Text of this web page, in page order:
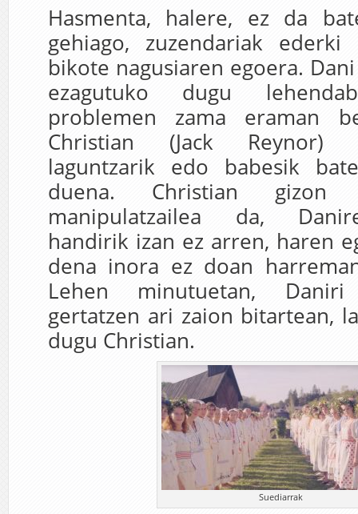
Hasmenta, halere, ez da
gehiago, zuzendariak
bikote nagusiaren egoera.
ezagutuko dugu
problemen zama eraman
Christian (Jack Reynor)
laguntzarik edo babesik
duena. Christian gizon
manipulatzailea da,
handirik izan ez arren, haren
dena inora ez doan
Lehen minutuetan,
gertatzen ari zaion bitartean,
dugu Christian.
Suediarrak